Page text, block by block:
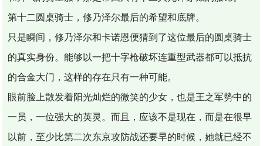
第十二圆桌骑士，修乃泽尔最后的希望和底牌。
只是瞬间，修乃泽尔和卡诺恩便猜到了这位最后的圆桌骑士
的真实身份。能够以一把十字枪破坏连重型武器都可以抵抗
的合金大门，这样的存在只有一种可能。
眼前脸上散发着阳光灿烂的微笑的少女，也是王之军势中的
一员，一位强大的英灵。而且，应该不是现在，而是在很早
以前，至少比第二次东京攻防战还要早的时候，她就已经不